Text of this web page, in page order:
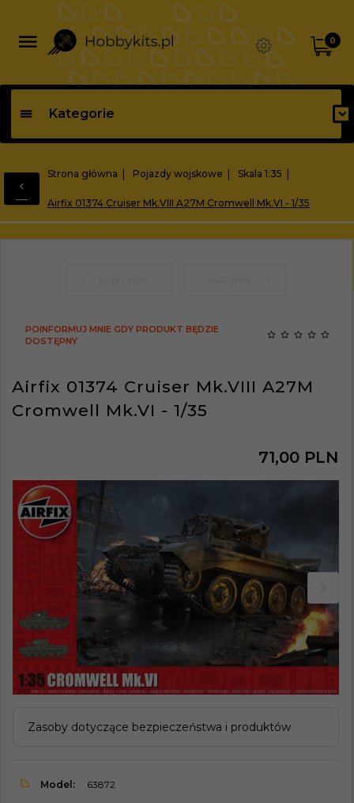
0
Kategorie
Strona główna Pojazdy wojskowe Skala 1:35
Airfix 01374 Cruiser Mk.VIII A27M Cromwell Mk.VI - 1/35
POINFORMUJ MNIE GDY PRODUKT BĘDZIE
DOSTĘPNY
Airfix 01374 Cruiser Mk.VIII A27M
Cromwell Mk.VI - 1/35
71,00 PLN
Zasoby dotyczące bezpieczeństwa i produktów
Model: 63872